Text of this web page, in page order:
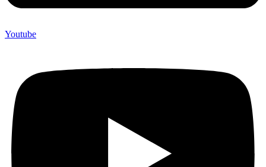
Youtube